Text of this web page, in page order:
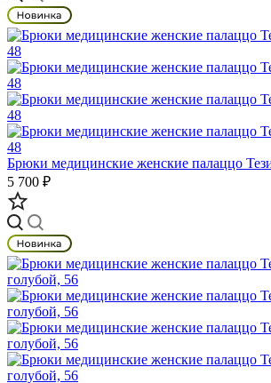
Брюки медицинские женские палаццо
5 700 ₽